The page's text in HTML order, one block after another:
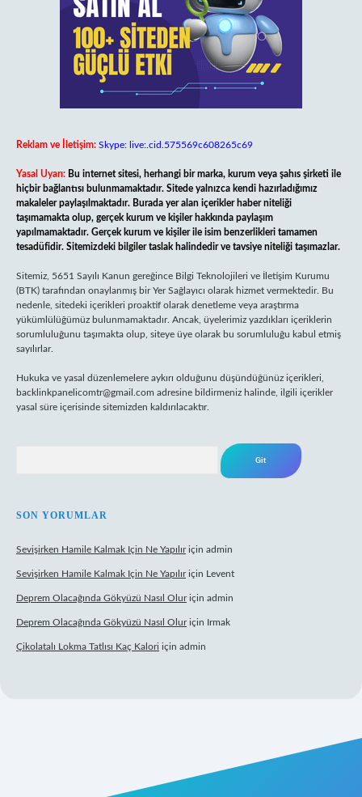
Reklam ve İletişim: Skype: live:.cid.575569c608265c69
Yasal Uyarı: Bu internet sitesi, herhangi bir marka, kurum veya şahıs şirketi ile
hiçbir bağlantısı bulunmamaktadır. Sitede yalnızca kendi hazırladığımız
makaleler paylaşılmaktadır. Burada yer alan içerikler haber niteliği
taşımamakta olup, gerçek kurum ve kişiler hakkında paylaşım
yapılmamaktadır. Gerçek kurum ve kişiler ile isim benzerlikleri tamamen
tesadüfidir. Sitemizdeki bilgiler taslak halindedir ve tavsiye niteliği taşımazlar.
Sitemiz, 5651 Sayılı Kanun gereğince Bilgi Teknolojileri ve İletişim Kurumu
(BTK) tarafından onaylanmış bir Yer Sağlayıcı olarak hizmet vermektedir. Bu
nedenle, sitedeki içerikleri proaktif olarak denetleme veya araştırma
yükümlülüğümüz bulunmamaktadır. Ancak, üyelerimiz yazdıkları içeriklerin
sorumluluğunu taşımakta olup, siteye üye olarak bu sorumluluğu kabul etmiş
sayılırlar.
Hukuka ve yasal düzenlemelere aykırı olduğunu düşündüğünüz içerikleri,
backlinkpanelicomtr@gmail.com adresine bildirmeniz halinde, ilgili içerikler
yasal süre içerisinde sitemizden kaldırılacaktır.
SON YORUMLAR
Sevişirken Hamile Kalmak Için Ne Yapılıriçin admin
Sevişirken Hamile Kalmak Için Ne Yapılıriçin Levent
Deprem Olacağında Gökyüzü Nasıl Oluriçin admin
Deprem Olacağında Gökyüzü Nasıl Oluriçin Irmak
Çikolatalı Lokma Tatlısı Kaç Kalori için admin